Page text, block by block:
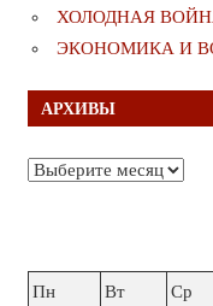
ХОЛОДНАЯ
ЭКОНОМИКА И
АРХИВЫ
Архивы
Пн
Вт Ср